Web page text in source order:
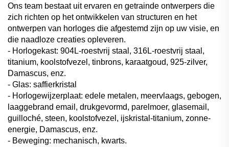
Ons team bestaat uit ervaren en getrainde ontwerpers die
zich richten op het ontwikkelen van structuren en het
ontwerpen van horloges die afgestemd zijn op uw visie, en
die naadloze creaties opleveren.
- Horlogekast: 904L-roestvrij staal, 316L-roestvrij staal,
titanium, koolstofvezel, tinbrons, karaatgoud, 925-zilver,
Damascus, enz.
- Glas: saffierkristal
- Horlogewijzerplaat: edele metalen, meervlaags, gebogen,
laaggebrand email, drukgevormd, parelmoer, glasemail,
guilloché, steen, koolstofvezel, ijskristal-titanium, zonne-
energie, Damascus, enz.
- Beweging: mechanisch, kwarts.